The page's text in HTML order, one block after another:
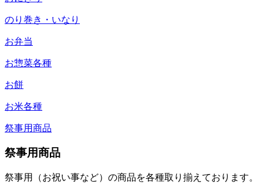
のり巻き・いなり
お弁当
お惣菜各種
お餅
お米各種
祭事用商品
祭事用商品
祭事用（お祝い事など）の商品を各種取り揃えております。